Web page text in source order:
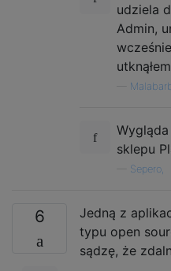
udziela
Admin,
sklepu
Sepero,
6
Jedną z
typu open
sądzę, że